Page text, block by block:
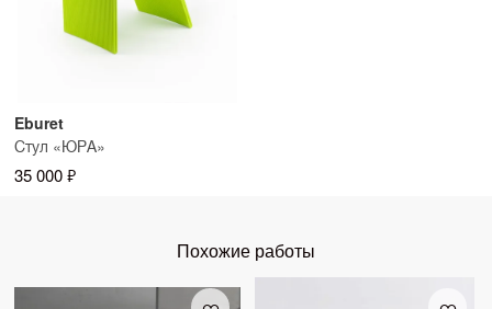
Eburet
Стул «ЮРА»
35 000 ₽
Похожие работы